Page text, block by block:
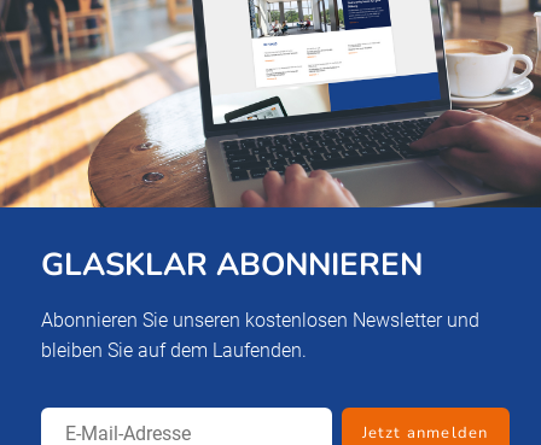
GLASKLAR ABONNIEREN
Abonnieren Sie unseren kostenlosen Newsletter und
bleiben Sie auf dem Laufenden.